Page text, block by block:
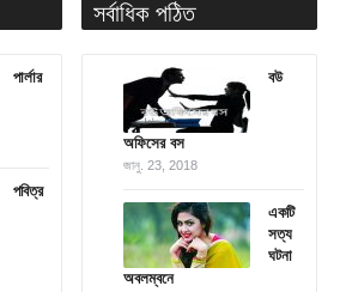
পার্লার
পবিত্র
সর্বাধিক পঠিত
বউ
অফিসের বস
জানু. 23, 2018
একটি
সত্য
ঘটনা
অবলম্বনে